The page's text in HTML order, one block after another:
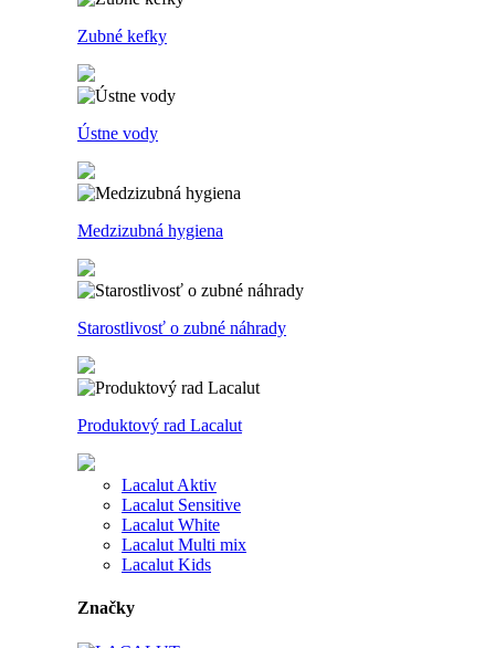
Zubné kefky
Ústne vody
Medzizubná hygiena
Starostlivosť o zubné náhrady
Produktový rad Lacalut
Lacalut Aktiv
Lacalut Sensitive
Lacalut White
Lacalut Multi mix
Lacalut Kids
Značky